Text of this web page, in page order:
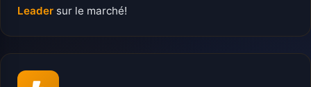
Leader sur le marché!